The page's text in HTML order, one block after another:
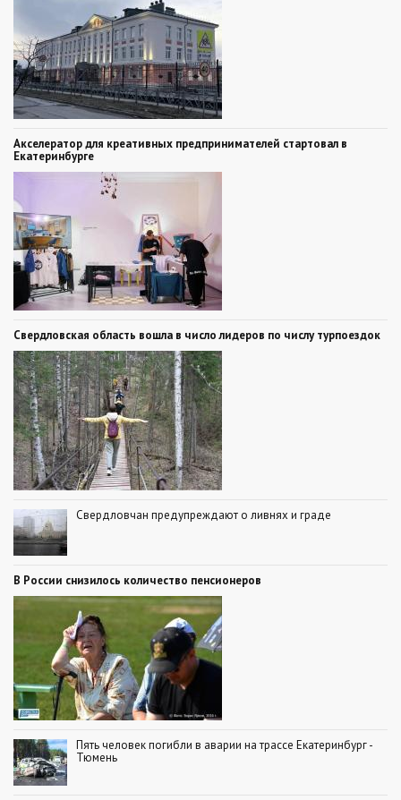
Акселератор для креативных предпринимателей стартовал в
Екатеринбурге
Свердловская область вошла в число лидеров по числу турпоездок
Свердловчан предупреждают о ливнях и граде
В России снизилось количество пенсионеров
Пять человек погибли в аварии на трассе Екатеринбург -
Тюмень